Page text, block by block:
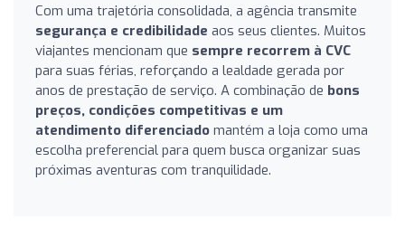
Com uma trajetória consolidada, a agência transmite
segurança e credibilidade aos seus clientes. Muitos
viajantes mencionam que sempre recorrem à CVC
para suas férias, reforçando a lealdade gerada por
anos de prestação de serviço. A combinação de bons
preços, condições competitivas e um
atendimento diferenciado mantém a loja como uma
escolha preferencial para quem busca organizar suas
próximas aventuras com tranquilidade.